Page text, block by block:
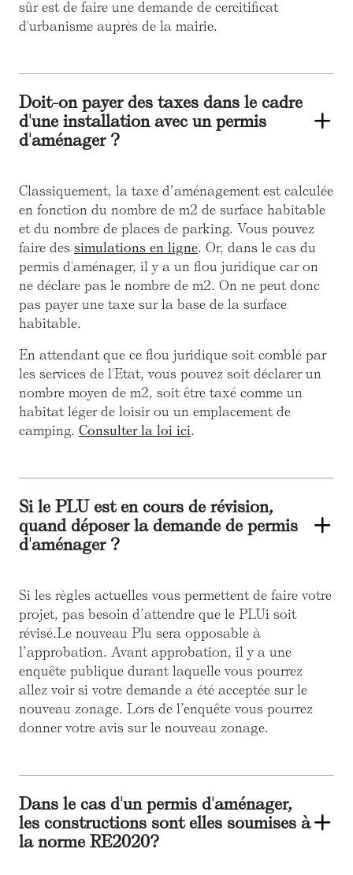
sûr est de faire une demande de cercitificat
d'urbanisme auprès de la mairie.
Doit-on payer des taxes dans le cadre
d'une installation avec un permis
d'aménager ?
Classiquement, la taxe d’aménagement est calculée
en fonction du nombre de m2 de surface habitable
et du nombre de places de parking. Vous pouvez
faire des simulations en ligne. Or, dans le cas du
permis d'aménager, il y a un flou juridique car on
ne déclare pas le nombre de m2. On ne peut donc
pas payer une taxe sur la base de la surface
habitable.
En attendant que ce flou juridique soit comblé par
les services de l'Etat, vous pouvez soit déclarer un
nombre moyen de m2, soit être taxé comme un
habitat léger de loisir ou un emplacement de
camping. Consulter la loi ici.
Si le PLU est en cours de révision,
quand déposer la demande de permis
d'aménager ?
Si les règles actuelles vous permettent de faire votre
projet, pas besoin d’attendre que le PLUi soit
révisé.Le nouveau Plu sera opposable à
l’approbation. Avant approbation, il y a une
enquête publique durant laquelle vous pourrez
allez voir si votre demande a été acceptée sur le
nouveau zonage. Lors de l’enquête vous pourrez
donner votre avis sur le nouveau zonage.
Dans le cas d'un permis d'aménager,
les constructions sont elles soumises à
la norme RE2020?